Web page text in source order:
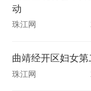
动
珠江网
曲靖经开区妇女
珠江网